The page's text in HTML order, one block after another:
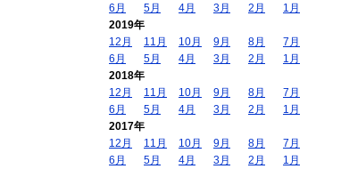
6月
5月 4月 3月 2月
1月
2019年
12月
11月 10月 9月 8月
7月
6月
5月 4月 3月 2月
1月
2018年
12月
11月 10月 9月 8月
7月
6月
5月 4月 3月 2月
1月
2017年
12月
11月 10月 9月 8月
7月
6月
5月 4月 3月 2月
1月